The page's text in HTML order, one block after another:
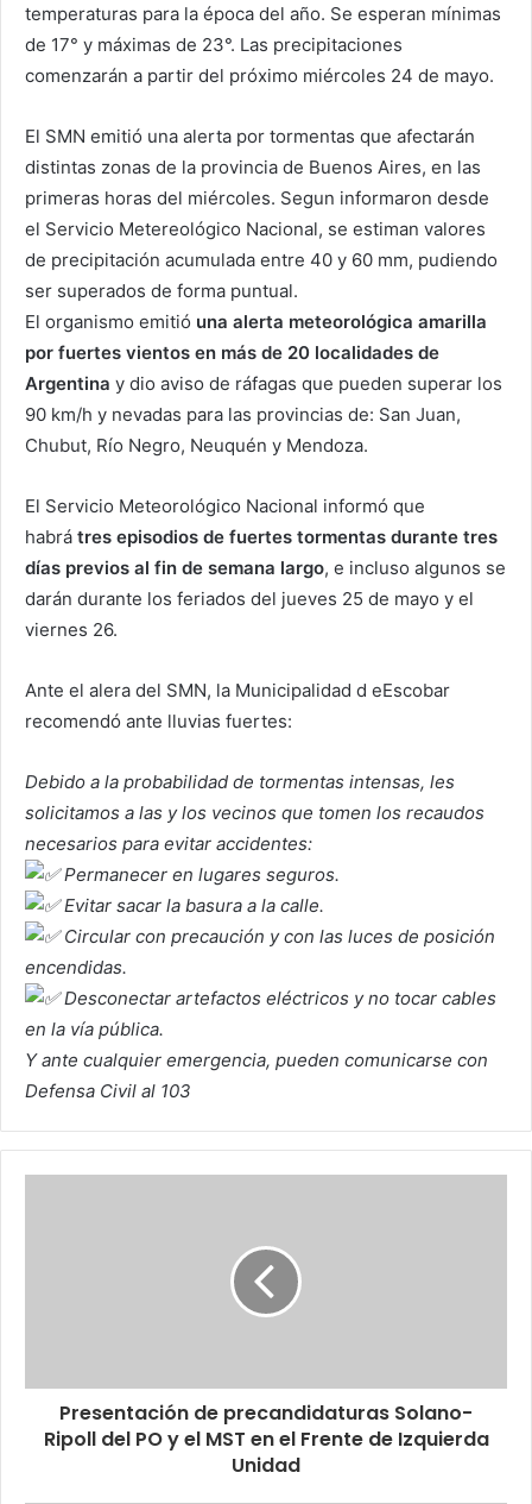
temperaturas para la época del año. Se esperan mínimas
de 17° y máximas de 23°. Las precipitaciones
comenzarán a partir del próximo miércoles 24 de mayo.
El SMN emitió una alerta por tormentas que afectarán
distintas zonas de la provincia de Buenos Aires, en las
primeras horas del miércoles. Segun informaron desde
el Servicio Metereológico Nacional, se estiman valores
de precipitación acumulada entre 40 y 60 mm, pudiendo
ser superados de forma puntual.
El organismo emitió una alerta meteorológica amarilla
por fuertes vientos en más de 20 localidades de
Argentina y dio aviso de ráfagas que pueden superar los
90 km/h y nevadas para las provincias de: San Juan,
Chubut, Río Negro, Neuquén y Mendoza.
El Servicio Meteorológico Nacional informó que
habrá tres episodios de fuertes tormentas durante tres
días previos al fin de semana largo, e incluso algunos se
darán durante los feriados del jueves 25 de mayo y el
viernes 26.
Ante el alera del SMN, la Municipalidad d eEscobar
recomendó ante lluvias fuertes:
Debido a la probabilidad de tormentas intensas, les
solicitamos a las y los vecinos que tomen los recaudos
necesarios para evitar accidentes:
Permanecer en lugares seguros.
Evitar sacar la basura a la calle.
Circular con precaución y con las luces de posición
encendidas.
Desconectar artefactos eléctricos y no tocar cables
en la vía pública.
Y ante cualquier emergencia, pueden comunicarse con
Defensa Civil al 103
Presentación de precandidaturas Solano-
Ripoll del PO y el MST en el Frente de Izquierda
Unidad